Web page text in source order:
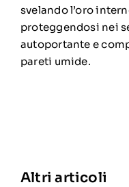
svelando l’oro
proteggendosi nei
autoportante e
pareti umide.
Altri articoli